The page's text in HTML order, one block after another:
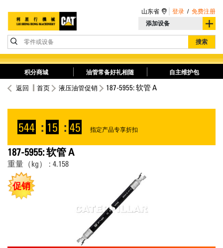
添加设备
零件或设备 搜索
山东省 登录 / 免费注册
积分商城 油管常备好礼相随 自主维护包
返回 首页 液压油管促销 187-5955: 软管 A
544 : 15 : 44 指定产品专享折扣
187-5955: 软管 A
重量（kg） : 4.158
促销